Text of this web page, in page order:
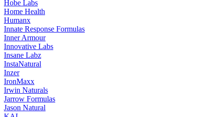
Hobe Labs
Home Health
Humanx
Innate Response Formulas
Inner Armour
Innovative Labs
Insane Labz
InstaNatural
Inzer
IronMaxx
Irwin Naturals
Jarrow Formulas
Jason Natural